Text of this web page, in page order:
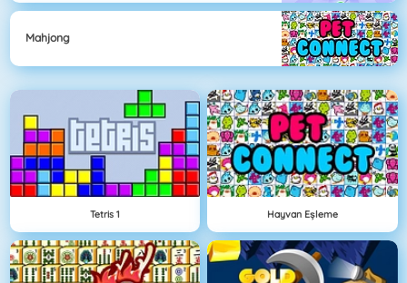
Mahjong
Tetris 1 Hayvan Eşleme